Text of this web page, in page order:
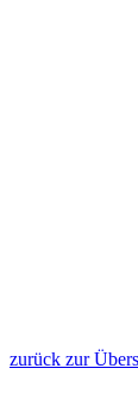
zurück zur